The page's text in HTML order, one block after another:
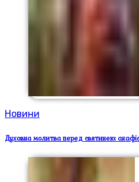
Новини
Духовна молитва перед святинею: